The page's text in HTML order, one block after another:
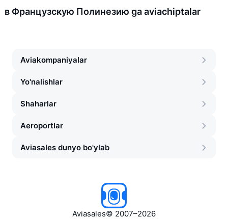
в Французскую Полинезию ga aviachiptalar
Aviakompaniyalar
Yo'nalishlar
Shaharlar
Aeroportlar
Aviasales dunyo bo'ylab
Aviasales© 2007–2026